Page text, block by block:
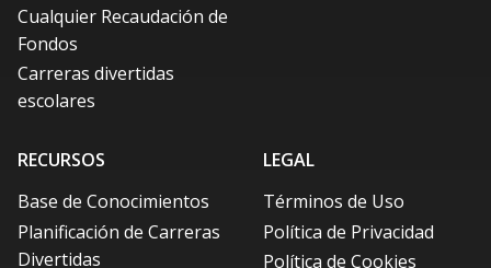
Cualquier Recaudación de
Fondos
Carreras divertidas
escolares
RECURSOS
Base de Conocimientos
Planificación de Carreras
Divertidas
LEGAL
Términos de Uso
Política de Privacidad
Política de Cookies